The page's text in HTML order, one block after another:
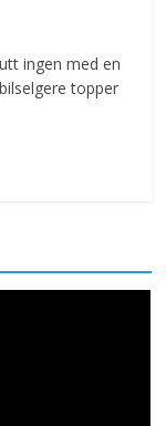
ingen med en
topper